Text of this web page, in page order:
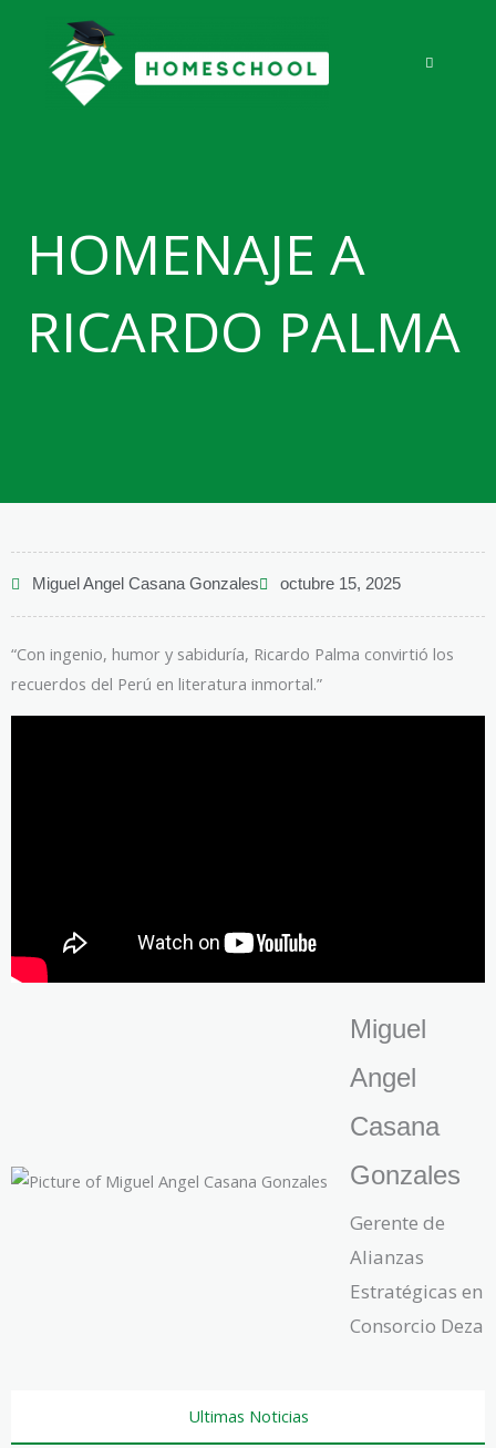
contenido
HOMENAJE A
RICARDO PALMA
Miguel Angel Casana Gonzales octubre 15, 2025
“Con ingenio, humor y sabiduría, Ricardo Palma convirtió los
recuerdos del Perú en literatura inmortal.”
Miguel
Angel
Casana
Gonzales
Gerente de
Alianzas
Estratégicas en
Consorcio Deza
Ultimas Noticias